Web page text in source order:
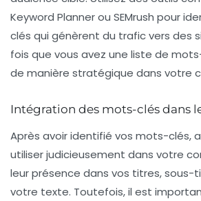
Keyword Planner ou SEMrush pour
clés qui génèrent du trafic vers des
fois que vous avez une liste de
de manière stratégique dans votre
Intégration des mots-clés dans
Après avoir identifié vos mots-clés,
utiliser judicieusement dans votre
leur présence dans vos titres, sous-
votre texte. Toutefois, il est